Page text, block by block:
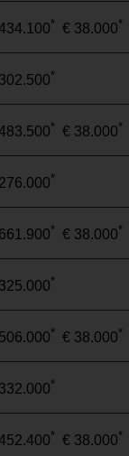
* € 38.000*
*
* € 38.000*
*
* € 38.000*
*
* € 38.000*
*
* € 38.000*